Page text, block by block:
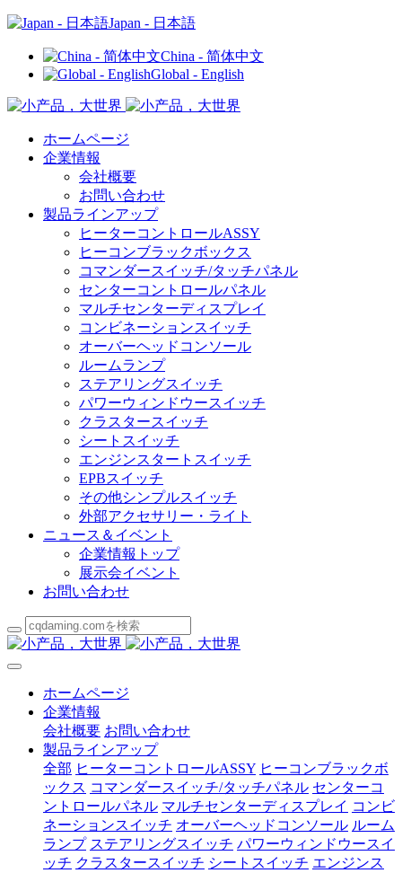
Japan - 日本語
China - 简体中文
Global - English
ホームページ
企業情報
会社概要
お問い合わせ
製品ラインアップ
ヒーターコントロールASSY
ヒーコンブラックボックス
コマンダースイッチ/タッチパネル
センターコントロールパネル
マルチセンターディスプレイ
コンビネーションスイッチ
オーバーヘッドコンソール
ルームランプ
ステアリングスイッチ
パワーウィンドウースイッチ
クラスタースイッチ
シートスイッチ
エンジンスタートスイッチ
EPBスイッチ
その他シンプルスイッチ
外部アクセサリー・ライト
ニュース＆イベント
企業情報トップ
展示会イベント
お問い合わせ
ホームページ
企業情報
会社概要 お問い合わせ
製品ラインアップ
全部 ヒーターコントロールASSY ヒーコンブラックボ
ックス コマンダースイッチ/タッチパネル センターコ
ントロールパネル マルチセンターディスプレイ コンビ
ネーションスイッチ オーバーヘッドコンソール ルーム
ランプ ステアリングスイッチ パワーウィンドウースイ
ッチ クラスタースイッチ シートスイッチ エンジンス